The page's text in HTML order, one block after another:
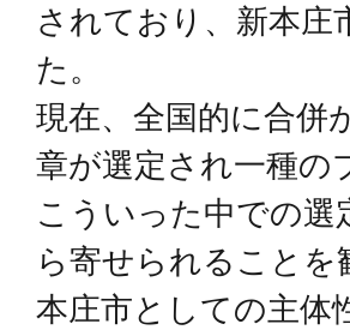
されており、新本
た。
現在、全国的に合併
章が選定され一種の
こういった中での選
ら寄せられること
本庄市としての主体